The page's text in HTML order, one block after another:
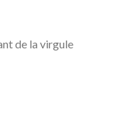
de la virgule